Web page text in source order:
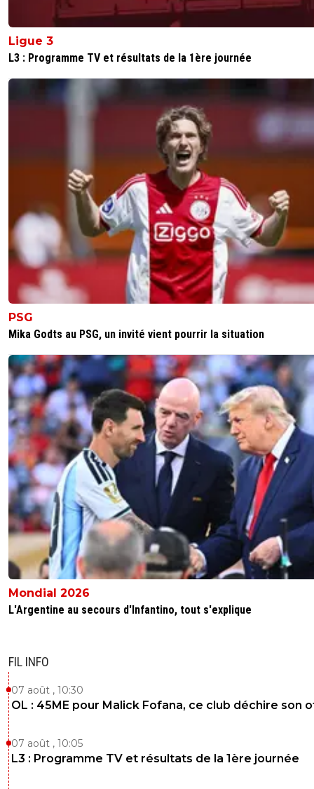
heureusement ne trouve personne au 2me poteau
plus personne
Flaco75 29 octobre 2025 à 19:15 +190
Zairou est vraiment devenu un super récupérateur en
revanche plus rien sur le plan offensif ……
Flaco75 29 octobre 2025 à 19:12 + 190
Beraldo qui nous montre qu’un tacle par derrière peut
bien fait… 🤩🇵🇹🇧🇷🇫🇷🇺🇦
Répondre
Flaco75 29 octobre 2025 à 18:59 190
Aïe Aïe Aïe, Dembébé a l’air hyper concentré
Belle équipe pour démarrer … 🤪🇵🇹🇧🇷🇫🇷🇺🇦
0+ Répondre
olivier-atton 29 octobre 2025 à 18:49 +2436
4 titis titulaires au coup d'envoi. Domage que le jeune
soit pas sur le banc
0+ Répondre
Flaco75 29 octobre 2025 à 18:57
C’est ça qui est vraiment bien 🤪🇵🇹🇧🇷🇫🇷🇺🇦
0+ Répondre
Ligue 3
L3 : Programme TV et résultats de la 1ère journée
PSG
Mika Godts au PSG, un invité vient pourrir la situation
Mondial 2026
L'Argentine au secours d'Infantino, tout s'explique
FIL INFO
07 août , 10:30
OL : 45ME pour Malick Fofana, ce club déchire son
07 août , 10:05
L3 : Programme TV et résultats de la 1ère journée